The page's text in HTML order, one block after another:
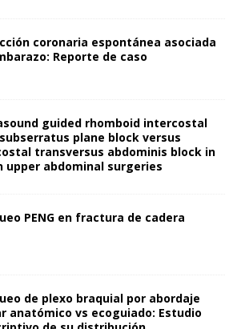
coronaria espontánea asociada
Reporte de caso
guided rhomboid intercostal
plane block versus
transversus abdominis block in
upper abdominal surgeries
PENG en fractura de cadera
de plexo braquial por abordaje
anatómico vs ecoguiado: Estudio